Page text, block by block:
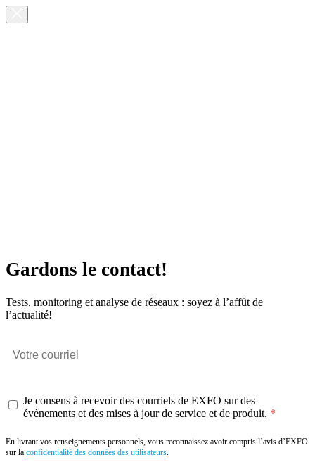
Gardons le contact!
Tests, monitoring et analyse de réseaux : soyez à l’affût de
l’actualité!
Je consens à recevoir des courriels de EXFO sur des
évènements et des mises à jour de service et de produit.
En livrant vos renseignements personnels, vous reconnaissez avoir compris l’avis d’EXFO
sur la confidentialité des données des utilisateurs.